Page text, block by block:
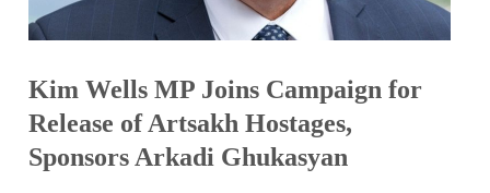
Kim Wells MP Joins Campaign for
Release of Artsakh Hostages,
Sponsors Arkadi Ghukasyan